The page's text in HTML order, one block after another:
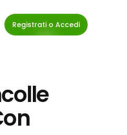
Registrati o Accedi